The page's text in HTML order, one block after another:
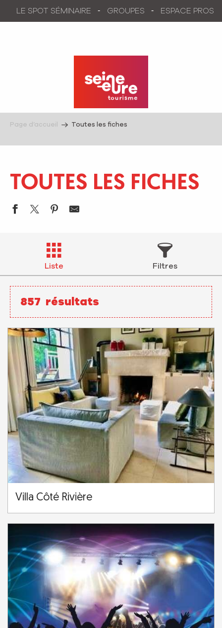
LE SPOT SÉMINAIRE GROUPES ESPACE PROS
Page d’accueil Toutes les fiches
TOUTES LES FICHES
Liste Filtres
857 résultats
Villa Côté Rivière